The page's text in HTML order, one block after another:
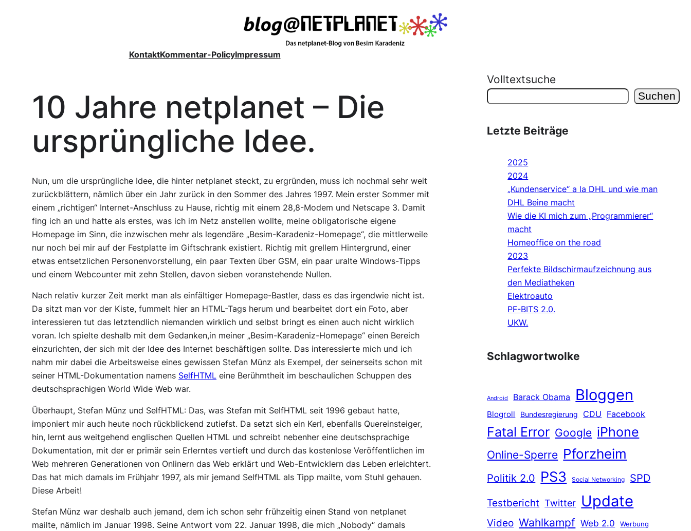
KontaktKommentar-PolicyImpressum
10 Jahre netplanet – Die
ursprüngliche Idee.
Nun, um die ursprüngliche Idee, die hinter netplanet steckt, zu ergründen, muss ich nochmal sehr weit
zurückblättern, nämlich über ein Jahr zurück in den Sommer des Jahres 1997. Mein erster Sommer mit
einem „richtigen“ Internet-Anschluss zu Hause, richtig mit einem 28,8-Modem und Netscape 3. Damit
fing ich an und hatte als erstes, was ich im Netz anstellen wollte, meine obligatorische eigene
Homepage im Sinn, die inzwischen mehr als legendäre „Besim-Karadeniz-Homepage“, die mittlerweile
nur noch bei mir auf der Festplatte im Giftschrank existiert. Richtig mit grellem Hintergrund, einer
etwas entsetzlichen Personenvorstellung, ein paar Texten über GSM, ein paar uralte Windows-Tipps
und einem Webcounter mit zehn Stellen, davon sieben voranstehende Nullen.
Nach relativ kurzer Zeit merkt man als einfältiger Homepage-Bastler, dass es das irgendwie nicht ist.
Da sitzt man vor der Kiste, fummelt hier an HTML-Tags herum und bearbeitet dort ein Foto, aber
interessieren tut das letztendlich niemanden wirklich und selbst bringt es einen auch nicht wirklich
voran. Ich spielte deshalb mit dem Gedanken,in meiner „Besim-Karadeniz-Homepage“ einen Bereich
einzurichten, der sich mit der Idee des Internet beschäftigen sollte. Das interessierte mich und ich
nahm mir dabei die Arbeitsweise eines gewissen Stefan Münz als Exempel, der seinerseits schon mit
seiner HTML-Dokumentation namens SelfHTML eine Berühmtheit im beschaulichen Schuppen des
deutschsprachigen World Wide Web war.
Überhaupt, Stefan Münz und SelfHTML: Das, was Stefan mit SelfHTML seit 1996 gebaut hatte,
imponiert mir auch heute noch rückblickend zutiefst. Da setzt sich ein Kerl, ebenfalls Quereinsteiger,
hin, lernt aus weitgehend englischen Quellen HTML und schreibt nebenher eine deutschsprachige
Dokumentation, mit der er primär sein Erlerntes vertieft und durch das kostenlose Veröffentlichen im
Web mehreren Generationen von Onlinern das Web erklärt und Web-Entwicklern das Leben erleichtert.
Das hat mich damals im Frühjahr 1997, als mir jemand SelfHTML als Tipp mailte, vom Stuhl gehauen.
Diese Arbeit!
Stefan Münz war deshalb auch jemand, dem ich schon sehr frühzeitig einen Stand von netplanet
mailte, nämlich im Januar 1998. Seine Antwort vom 22. Januar 1998, die mich „Nobody“ damals
Volltextsuche
Suchen
Letzte Beiträge
2025
2024
„Kundenservice“ a la DHL und wie man
DHL Beine macht
Wie die KI mich zum „Programmierer“
macht
Homeoffice on the road
2023
Perfekte Bildschirmaufzeichnung aus
den Mediatheken
Elektroauto
PF-BITS 2.0.
UKW.
Schlagwortwolke
Android Barack Obama Bloggen
Blogroll Bundesregierung CDU Facebook
Fatal Error Google iPhone
Online-Sperre Pforzheim
Politik 2.0 PS3 Social Networking
SPD
Testbericht Twitter Update
Video Wahlkampf Web 2.0 Werbung